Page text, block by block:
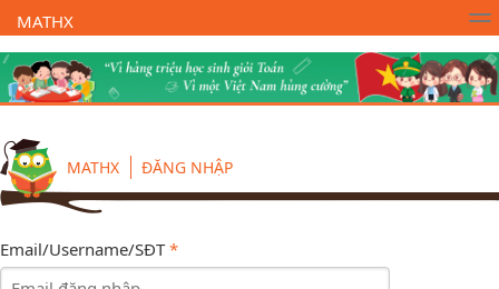
MATHX
Trường Toán Online MATHX Học toán - Lớp 1
MATHX ĐĂNG NHẬP
Email/Username/SĐT*